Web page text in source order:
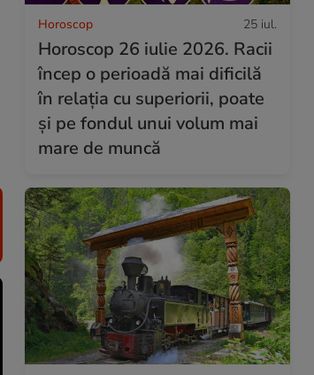
Horoscop 25 iul.
Horoscop 26 iulie 2026. Racii
încep o perioadă mai dificilă
în relația cu superiorii, poate
și pe fondul unui volum mai
mare de muncă